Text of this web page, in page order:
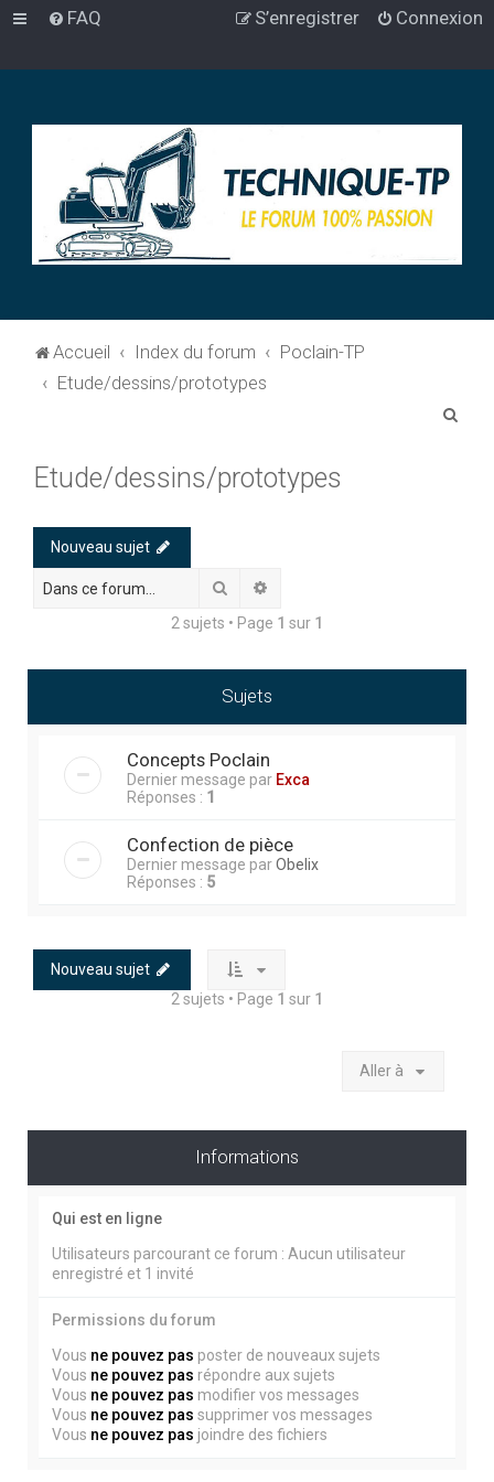
FAQ Connexion
S’enregistrer
Accueil Index du forum
Poclain-TP
Etude/dessins/prototypes
Etude/dessins/prototypes
Nouveau sujet
Rechercher
2 sujets • Page 1 sur 1
Sujets
Concepts Poclain
Dernier message par Exca
Réponses : 1
Confection de pièce
Dernier message parObelix
Réponses : 5
Nouveau sujet
2 sujets • Page 1 sur 1
Aller à
Informations
Qui est en ligne
Utilisateurs parcourant ce forum : Aucun utilisateur
enregistré et 1 invité
Permissions du forum
Vous ne pouvez pas poster de nouveaux sujets
Vous ne pouvez pas répondre aux sujets
Vous ne pouvez pas modifier vos messages
Vous ne pouvez pas supprimer vos messages
Vous ne pouvez pas joindre des fichiers